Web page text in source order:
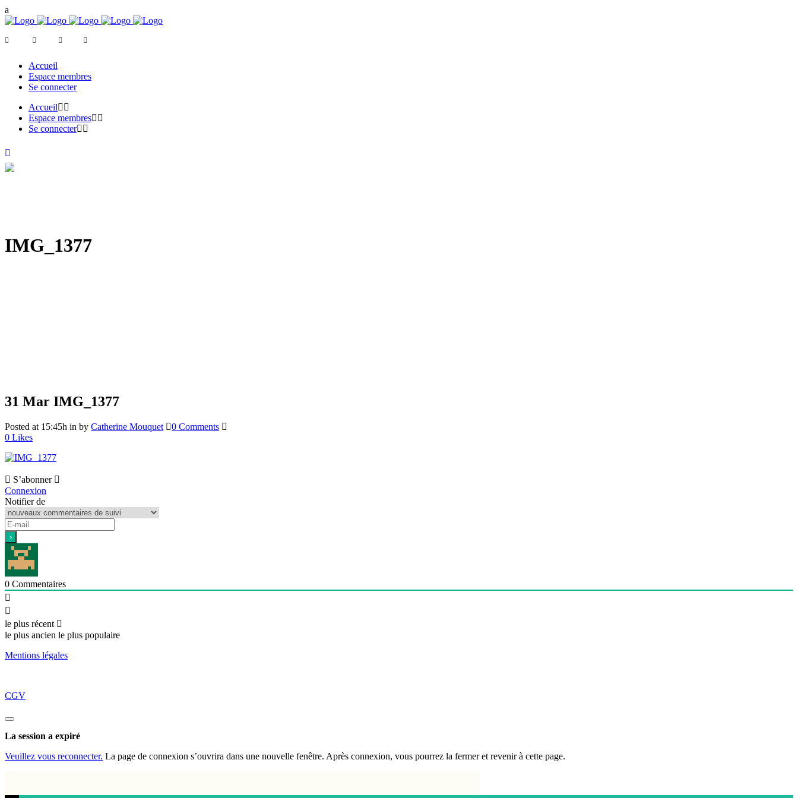
Accueil
Espace membres
Se connecter
Accueil
Espace membres
Se connecter
IMG_1377
31 Mar IMG_1377
Posted at 15:45h in by Catherine Mouquet
0 Comments
0 Likes
S’abonner
Connexion
Notifier de
0 Commentaires
le plus récent
le plus ancien le plus populaire
Mentions légales
CGV
Fermez
boite
dialogue
La session a expiré
Veuillez vous reconnecter. La page de connexion s’ouvrira dans une nouvelle fenêtre. Après connexion, vous pourrez la fermer et revenir à cette page.